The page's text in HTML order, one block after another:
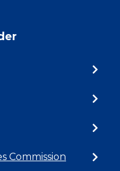
Commission